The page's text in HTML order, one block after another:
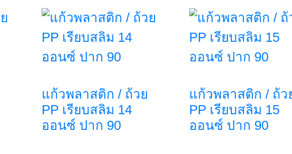
แก้วพลาสติก / ถ้วย
PP เรียบสลิม 14
ออนซ์ ปาก 90
แก้วพลาสติก / ถ้ว
PP เรียบสลิม 15
ออนซ์ ปาก 90